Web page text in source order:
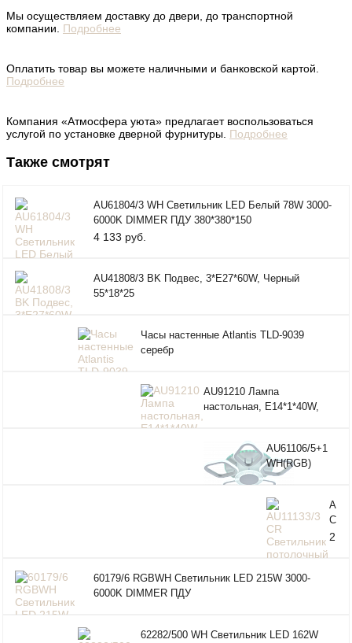
Мы осуществляем доставку до двери, до транспортной
компании. Подробнее
Оплатить товар вы можете наличными и банковской картой.
Подробнее
Компания «Атмосфера уюта» предлагает воспользоваться
услугой по установке дверной фурнитуры. Подробнее
Также смотрят
AU61804/3 WH Светильник LED Белый 78W 3000-
6000K DIMMER ПДУ 380*380*150
4 133 руб.
AU41808/3 BK Подвес, 3*E27*60W, Черный
55*18*25
Часы настенные Atlantis TLD-9039
серебр
AU91210 Лампа
настольная, Е14*1*40W,
AU61106/5+1
WH(RGB)
Светильник
92W+8W 3000-
6000K
DIMMER ПДУ
Ø515*130
CR
2
60179/6 RGBWH Светильник LED 215W 3000-
6000K DIMMER ПДУ
62282/500 WH Светильник LED 162W